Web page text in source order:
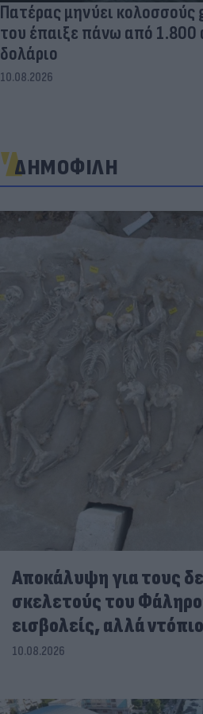
Πατέρας μηνύει κολοσσούς
του έπαιξε πάνω από 1.800
δολάριο
10.08.2026
ΔΗΜΟΦΙΛΗ
Αποκάλυψη για τους
σκελετούς του
εισβολείς, αλλά
10.08.2026